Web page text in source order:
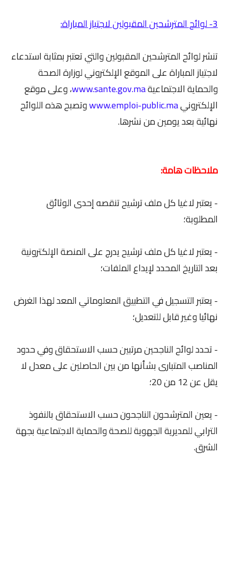
3- لوائح المترشحين المقبولين لاجتياز المباراة:
تنشر لوائح المترشحين المقبولين والتي تعتبر بمثابة استدعاء
لاجتياز المباراة على الموقع الإلكتروني لوزارة الصحة
والحماية الاجتماعيةwww.sante.gov.ma، وعلى موقع
الإلكترونيwww.emploi-public.maوتصبح هذه اللوائح
نهائية بعد يومين من نشرها.
ملاحظات هامة:
- يعتبر لاغيا كل ملف ترشيح تنقصه إحدى الوثائق
المطلوبة؛
- يعتبر لاغيا كل ملف ترشيح يدرج على المنصة الإلكترونية
بعد التاريخ المحدد لإيداع الملفات؛
- يعتبر التسجيل في التطبيق المعلوماتي المعد لهذا الغرض
نهائيا وغير قابل للتعديل؛
- تحدد لوائح الناجحين مرتبين حسب الاستحقاق وفي حدود
المناصب المتبارى بشأنها من بين الحاصلين على معدل لا
يقل عن 12 من 20؛
- يعين المترشحون الناجحون حسب الاستحقاق بالنفوذ
الترابي للمديرية الجهوية للصحة والحماية الاجتماعية بجهة
الشرق.